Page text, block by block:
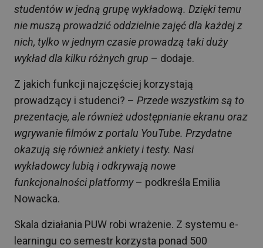
studentów w jedną grupę wykładową. Dzięki temu
nie muszą prowadzić oddzielnie zajęć dla każdej z
nich, tylko w jednym czasie prowadzą taki duży
wykład dla kilku różnych grup – dodaje.
Z jakich funkcji najczęściej korzystają
prowadzący i studenci? – Przede wszystkim są to
prezentacje, ale również udostępnianie ekranu oraz
wgrywanie filmów z portalu YouTube. Przydatne
okazują się również ankiety i testy. Nasi
wykładowcy lubią i odkrywają nowe
funkcjonalności platformy– podkreśla Emilia
Nowacka.
Skala działania PUW robi wrażenie. Z systemu e-
learningu co semestr korzysta ponad 500